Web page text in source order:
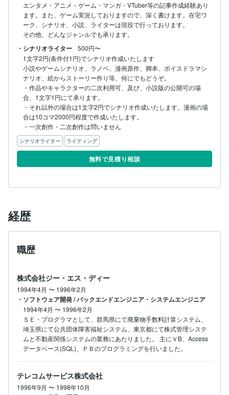
エンタメ・アニメ・ゲーム・マンガ・VTuber等の記事作成経験あり
ます。また、ゲーム実況しておりますので、深く書けます。在宅ワ
ーク、シナリオ、小説、ライターは現役で行っております。
・シナリオライター
500円〜
1文字2円(条件付1円)でシナリオ作成いたします
小説やゲームシナリオ、ラノベ、漫画原作、脚本、ボイスドラマシ
ナリオ、絵からストーリー作り等、何にでもどうぞ。
・作品やキャラクターの二次利用可、及び、小説版の公開可の場
合、1文字1円にて承ります。
・それ以外の場合は1文字2円でシナリオ作成いたします。漫画の場
合は10コマ2000円程度で作成いたします。
・一次創作・二次創作は問いません
シナリオライター ライティング
無料で見積り相談
経歴
職歴
株式会社ジー・エス・ディー
1994年4月 〜 1996年2月
・ソフトウェア開発 / バックエンドエンジニア・システムエンジニア
1994年4月 〜 1996年2月
ＳＥ・プログラマとして、群馬県にて廃棄物手数料計算システム、
埼玉県にて公共団体障害福祉システム、東京都にて株式管理システ
ムと不動産関係システムの業務にあたりました。 主にＶB、Access
データベース(SQL)、ＰＢのプログラミングを行いました。
テレコムサービス株式会社
1996年9月 〜 1998年10月